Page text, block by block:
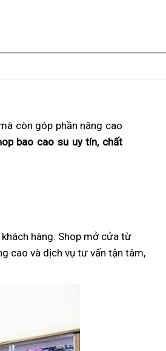
còn góp phần nâng cao
bao cao su uy tín, chất
hàng. Shop mở cửa từ
cao và dịch vụ tư vấn tận tâm,